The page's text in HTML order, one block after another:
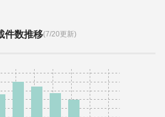
件数推移(7/20更新)